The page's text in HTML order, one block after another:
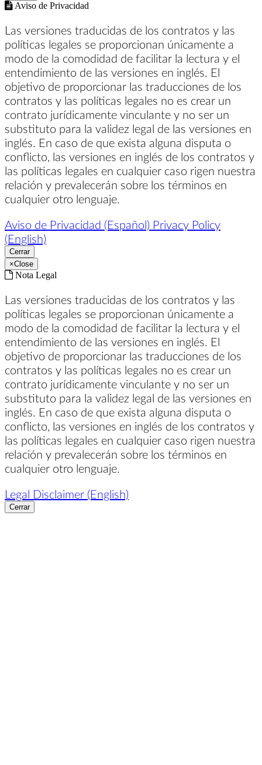
Aviso de Privacidad
Las versiones traducidas de los contratos y las
políticas legales se proporcionan únicamente a
modo de la comodidad de facilitar la lectura y el
entendimiento de las versiones en inglés. El
objetivo de proporcionar las traducciones de los
contratos y las políticas legales no es crear un
contrato jurídicamente vinculante y no ser un
substituto para la validez legal de las versiones en
inglés. En caso de que exista alguna disputa o
conflicto, las versiones en inglés de los contratos y
las políticas legales en cualquier caso rigen nuestra
relación y prevalecerán sobre los términos en
cualquier otro lenguaje.
Aviso de Privacidad (Español) Privacy Policy
(English)
Cerrar
×Close
Nota Legal
Las versiones traducidas de los contratos y las
políticas legales se proporcionan únicamente a
modo de la comodidad de facilitar la lectura y el
entendimiento de las versiones en inglés. El
objetivo de proporcionar las traducciones de los
contratos y las políticas legales no es crear un
contrato jurídicamente vinculante y no ser un
substituto para la validez legal de las versiones en
inglés. En caso de que exista alguna disputa o
conflicto, las versiones en inglés de los contratos y
las políticas legales en cualquier caso rigen nuestra
relación y prevalecerán sobre los términos en
cualquier otro lenguaje.
Legal Disclaimer (English)
Cerrar